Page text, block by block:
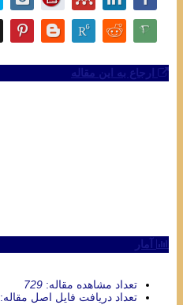
ارجاع به این مقاله
آمار
تعداد مشاهده مقاله: 729
تعداد دریافت فایل اصل مقاله: